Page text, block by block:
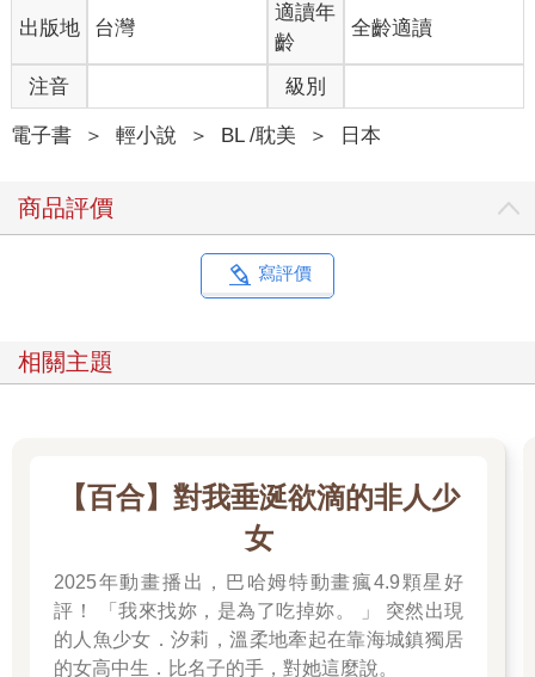
出版地 台灣
適讀年
齡
全齡適讀
注音 級別
電子書 ＞ 輕小說 ＞ BL /耽美 ＞ 日本
商品評價
寫評價
相關主題
【百合】對我垂涎欲滴的非人少
女
2025年動畫播出，巴哈姆特動畫瘋4.9顆星好
評！ 「我來找妳，是為了吃掉妳。 」 突然出現
的人魚少女．汐莉，溫柔地牽起在靠海城鎮獨居
的女高中生．比名子的手，對她這麼說。